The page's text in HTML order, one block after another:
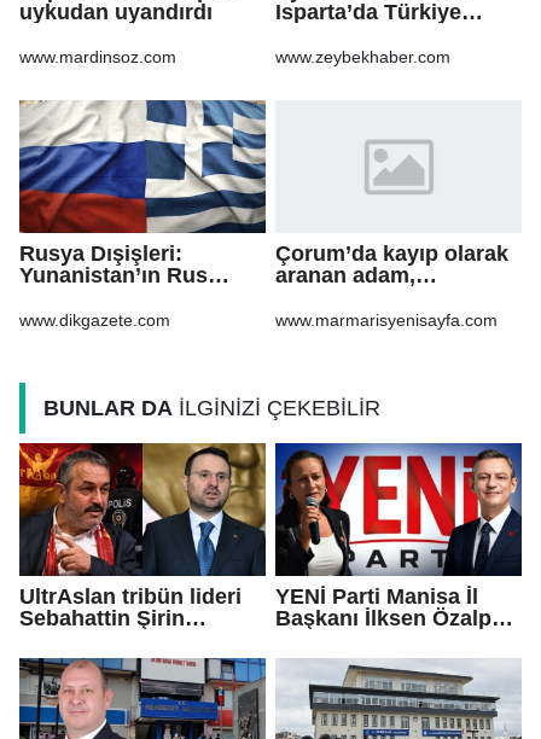
uykudan uyandırdı
www.mardinsoz.com
Isparta’da Türkiye
Altuntaş, sporcuları
www.zeybekhaber.com
Rusya Dışişleri:
Yunanistan’ın Rus
ekonomiye pahalıya
www.dikgazete.com
Çorum’da kayıp olarak
aranan adam,
otomobilinin altında ölü
www.marmarisyenisayfa.com
BUNLAR DA İLGİNİZİ ÇEKEBİLİR
UltrAslan tribün lideri
Sebahattin Şirin
YENİ Parti Manisa İl
Başkanı İlksen Özalper